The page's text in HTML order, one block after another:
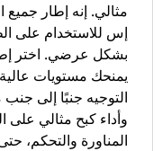
إس للاستخدام على
بشكل عرضي. اختر
يمنحك مستويات
التوجيه جنبًا إلى
وأداء كبح مثالي على
المناورة والتحكم،